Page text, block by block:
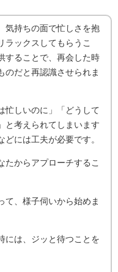
気持ちの面で忙しさを抱
ラックスしてもらうこ
することで、再会した時
のだと再認識させられま
忙しいのに」「どうして
と考えられてしまいます
どには工夫が必要です。
たからアプローチするこ
て、様子伺いから始めま
には、ジッと待つことを